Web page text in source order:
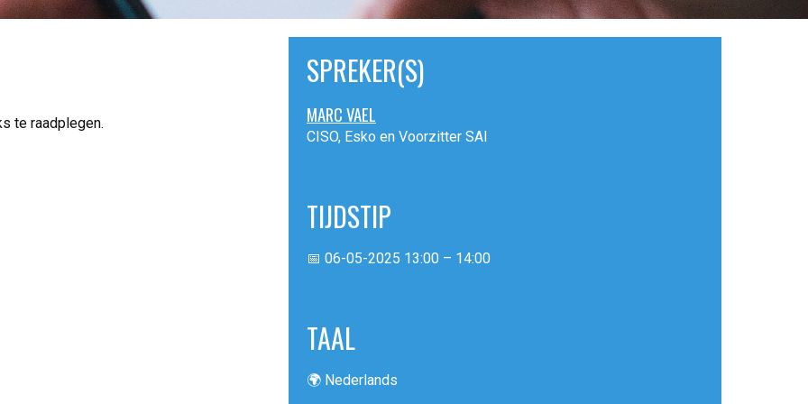
te raadplegen.
SPREKER(S)
MARC VAEL
CISO, Esko en Voorzitter SAI
TIJDSTIP
📅 06-05-2025 13:00 – 14:00
TAAL
🌍 Nederlands